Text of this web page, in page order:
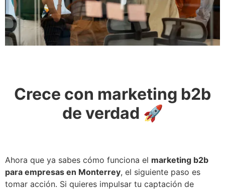
Crece con marketing b2b
de verdad 🚀
Ahora que ya sabes cómo funciona el marketing b2b
para empresas en Monterrey, el siguiente paso es
tomar acción. Si quieres impulsar tu captación de